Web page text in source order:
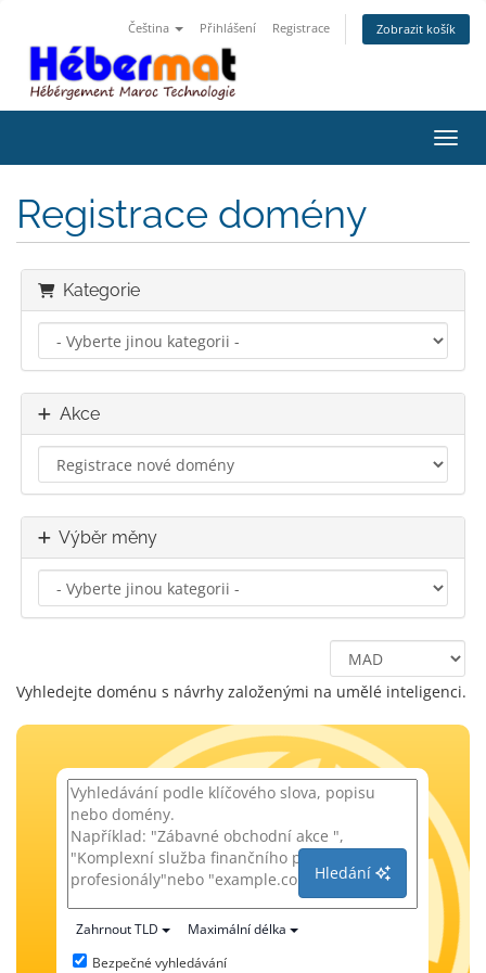
Čeština Přihlášení Registrace Zobrazit košík
Registrace domény
Kategorie
Akce
Výběr měny
Vyhledejte doménu s návrhy založenými na umělé inteligenci.
Hledání
Zahrnout TLD
Maximální délka
Bezpečné vyhledávání